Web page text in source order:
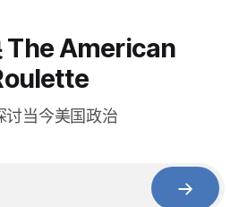
The American
讨当今美国政治